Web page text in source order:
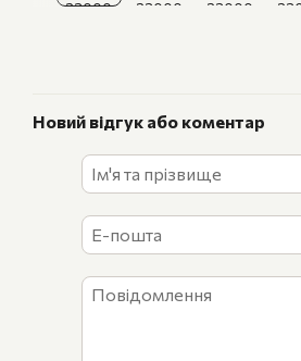
Новий відгук або коментар